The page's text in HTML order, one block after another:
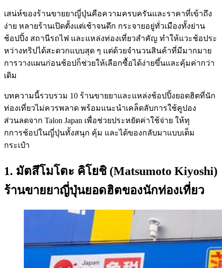
เสน่ห์ของร้านขายยาญี่ปุ่นคือความครบครันและราคาที่เข้าถึง
ง่าย หลายร้านเปิดตั้งแต่เช้าจนดึก กระจายอยู่ทั่วเมืองทั้งย่าน
ช้อปปิ้ง สถานีรถไฟ และแหล่งท่องเที่ยวสำคัญ ทำให้แวะช้อประ
หว่างทริปได้สะดวกแบบสุด ๆ แต่ด้วยจำนวนสินค้าที่มีมากมาย
การวางแผนก่อนช้อปก็ช่วยให้เลือกซื้อได้ง่ายขึ้นและคุ้มค่ากว่า
เดิม
บทความนี้รวบรวม 10 ร้านขายยาและแหล่งช้อปปิ้งยอดฮิตที่นัก
ท่องเที่ยวไม่ควรพลาด พร้อมแนะนำเคล็ดลับการใช้คูปอง
ส่วนลดจาก Talon Japan เพื่อช่วยประหยัดค่าใช้จ่าย ให้ทุ
กการช้อปในญี่ปุ่นทั้งสนุก คุ้ม และได้ของกลับมาแบบเต็ม
กระเป๋า
1. มัตสึโมโตะ คิโยชิ (Matsumoto Kiyoshi)
ร้านขายยาญี่ปุ่นยอดฮิตของนักท่องเที่ยว